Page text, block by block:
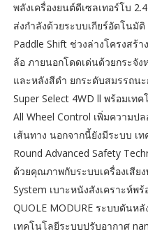
พลังเครื่องยนต์ดีเซลเทอร์โบ
ส่งกำลังด้วยระบบเกียร์อัตโนมั
Paddle Shift ช่วงล่างโครงสร้
ล้อ ภายนอกโดดเด่นด้วยกระจั
และหลังสีดำ ยกระดับสมรรถน
Super Select 4WD ll พร้อมเท
All Wheel Control เพิ่มความ
เส้นทาง นอกจากนี้ยังมีระบบ เ
Round Advanced Safety
ด้วยคุณภาพกับระบบเครื่องเสีย
System เบาะหนังสังเคราะห์
QUOLE MODURE ระบบดัน
เทคโนโลยีระบบปรับอากาศ